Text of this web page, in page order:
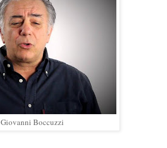
Giovanni Boccuzzi